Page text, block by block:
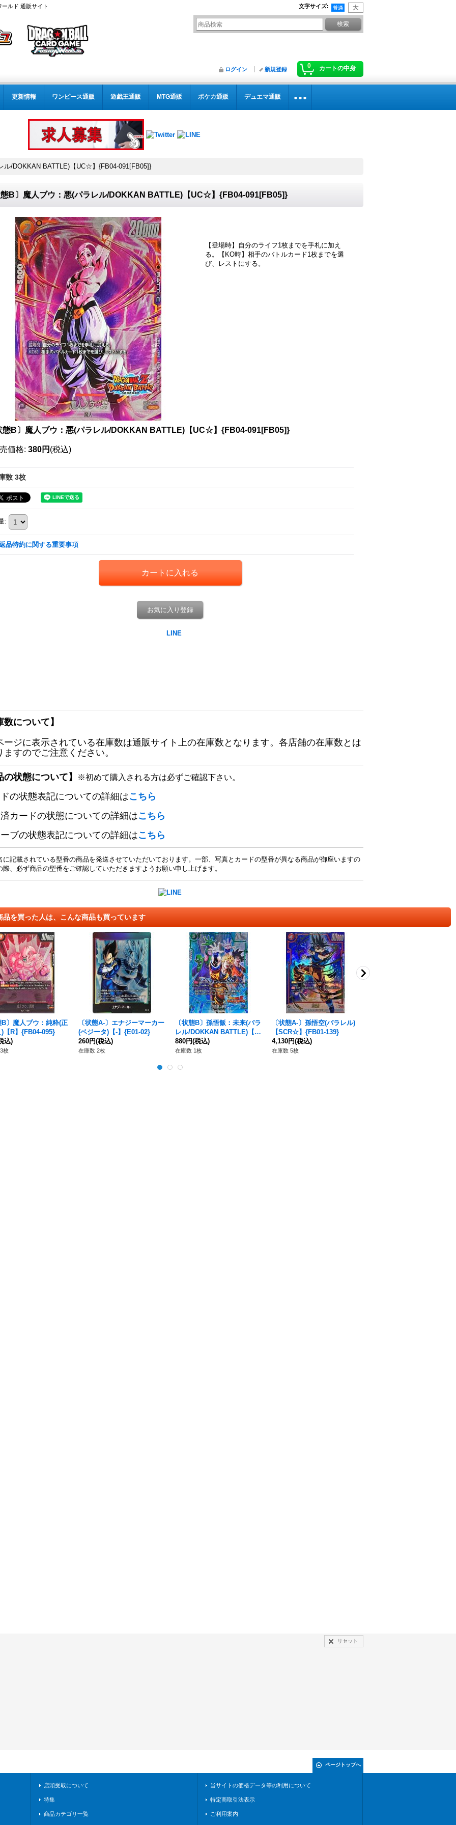
ルド 通販サイト 文字サイズ:
0 カートの中身
ログイン 新規登録
更新情報 ワンピース通販 遊戯王通販 MTG通販 ポケカ通販 デュエマ通販
ル/DOKKAN BATTLE)【UC☆】{FB04-091[FB05]}
B〕魔人ブウ：悪(パラレル/DOKKAN BATTLE)【UC☆】{FB04-091[FB05]}
【登場時】自分のライフ1枚までを手札に加え
る。【KO時】相手のバトルカード1枚までを選
び、レストにする。
態B〕魔人ブウ：悪(パラレル/DOKKAN BATTLE)【UC☆】{FB04-091[FB05]}
価格: 380円 (税込)
数 3枚
:
品特約に関する重要事項
お気に入り登録
数について】
ージに表示されている在庫数は通販サイト上の在庫数となります。各店舗の在庫数とは
ますのでご注意ください。
の状態について】 ※初めて購入される方は必ずご確認下さい。
の状態表記についての詳細はこちら
カードの状態についての詳細はこちら
ブの状態表記についての詳細はこちら
記載されている型番の商品を発送させていただいております。一部、写真とカードの型番が異なる商品が御座いますの
際、必ず商品の型番をご確認していただきますようお願い申し上げます。
品を買った人は、こんな商品も買っています
B〕魔人ブウ：純粋(正
【R】{FB04-095}
込)
枚
〔状態A-〕エナジーマーカー
(ベジータ)【-】{E01-02}
260円(税込)
在庫数 2枚
〔状態B〕孫悟飯：未来(パラ
レル/DOKKAN BATTLE)【S
R☆】{FB02-089[FB05]}
880円(税込)
在庫数 1枚
〔状態A-〕孫悟空(パラレル)
【SCR☆】{FB01-139}
4,130円(税込)
在庫数 5枚
リセット
ページトップへ
店頭受取について
特集
商品カテゴリ一覧
当サイトの価格データ等の利用について
特定商取引法表示
ご利用案内